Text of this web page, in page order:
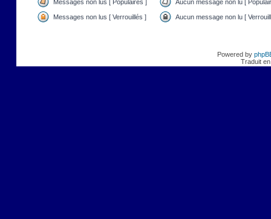
Messages non lus [ Populaires ] Aucun message non lu [
Messages non lus [ Verrouillés ] Aucun message non lu [
Powered by
Traduit